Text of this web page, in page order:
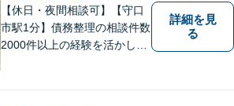
【休日・夜間相談可】【守口
市駅1分】債務整理の相談件数
2000件以上の経験を活かし、
詳細を見
る